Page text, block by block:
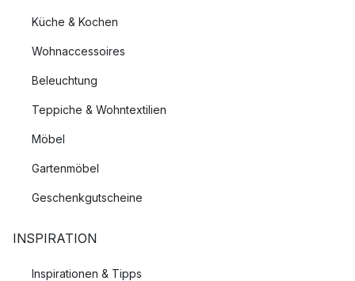
Küche & Kochen
Wohnaccessoires
Beleuchtung
Teppiche & Wohntextilien
Möbel
Gartenmöbel
Geschenkgutscheine
INSPIRATION
Inspirationen & Tipps